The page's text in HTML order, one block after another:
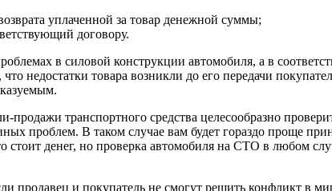
уплаченной за товар денежной суммы;
договору.
в силовой конструкции автомобиля, а в
что недостатки товара возникли до его передачи
транспортного средства целесообразно
проблем. В таком случае вам будет гораздо проще
стоит денег, но проверка автомобиля на СТО в любом
продавец и покупатель не смогут решить конфликт в